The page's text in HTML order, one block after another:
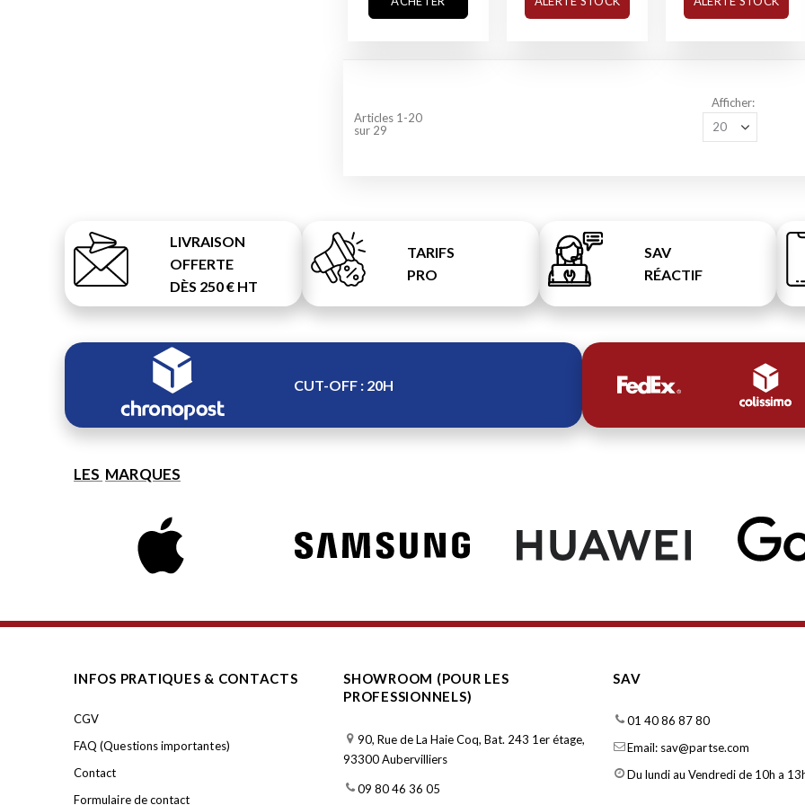
Articles 1 -20
sur 29
Afficher
LIVRAISON
OFFERTE
DÈS 250 € HT
TARIFS
PRO
SAV
RÉACTIF
CUT-OFF : 20H
LES MARQUES
INFOS PRATIQUES & CONTACTS
CGV
FAQ (Questions importantes)
Contact
Formulaire de contact
SHOWROOM (POUR LES
PROFESSIONNELS)
90, Rue de La Haie Coq, Bat. 243 1er étage,
93300 Aubervilliers
09 80 46 36 05
SAV
01 40 86 87 80
Email: sav@partse.com
Du lundi au Vendredi de 10h a